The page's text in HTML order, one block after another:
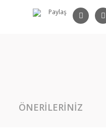
Paylaş
ÖNERILERINIZ